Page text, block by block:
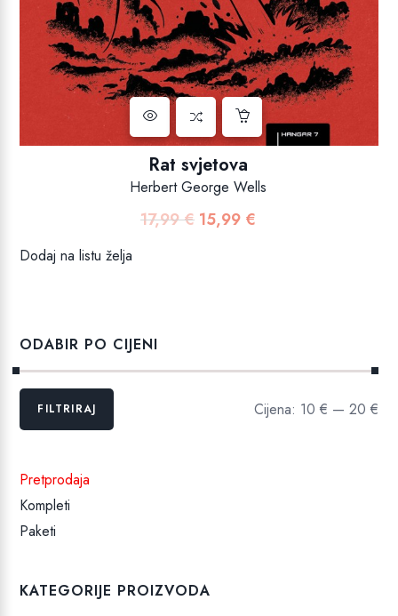
Rat svjetova
Herbert George Wells
17,99€ Izvorna
15,99 €
Dodaj na listu želja
ODABIR PO CIJENI
Min
MaksFILTRIRAJ Cijena: 10 € — 20 €
Pretprodaja
Kompleti
Paketi
KATEGORIJE PROIZVODA